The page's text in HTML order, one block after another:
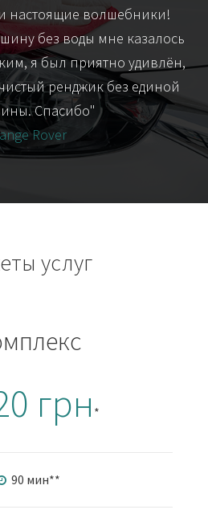
настоящие волшебники!
без воды мне казалось
я был приятно удивлён,
ренджик без единой
Спасибо"
Rover
услуг
грн *
90 мин**